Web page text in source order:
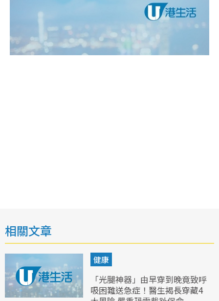
相關文章
健康
「光腿神器」由早穿到晚竟致呼
吸困難送急症！醫生揭長穿藏4